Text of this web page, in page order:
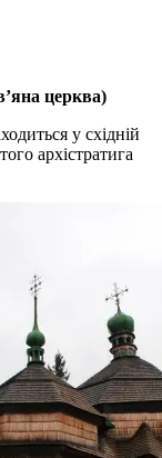
церква)
у східній
архістратига